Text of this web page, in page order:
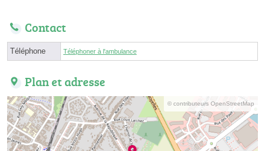
Contact
Téléphone Téléphoner à l'ambulance
Plan et adresse
© contributeurs OpenStreetMap